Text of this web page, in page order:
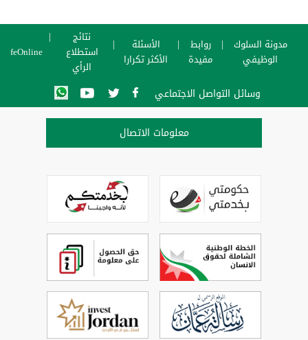
مدونة السلوك
الوظيفي
روابط
مفيدة
الأسئلة
الأكثر تكرارا
نتائج
استطلاع
الرأي
SafeOnline
وسائل التواصل الاجتماعي
معلومات الاتصال